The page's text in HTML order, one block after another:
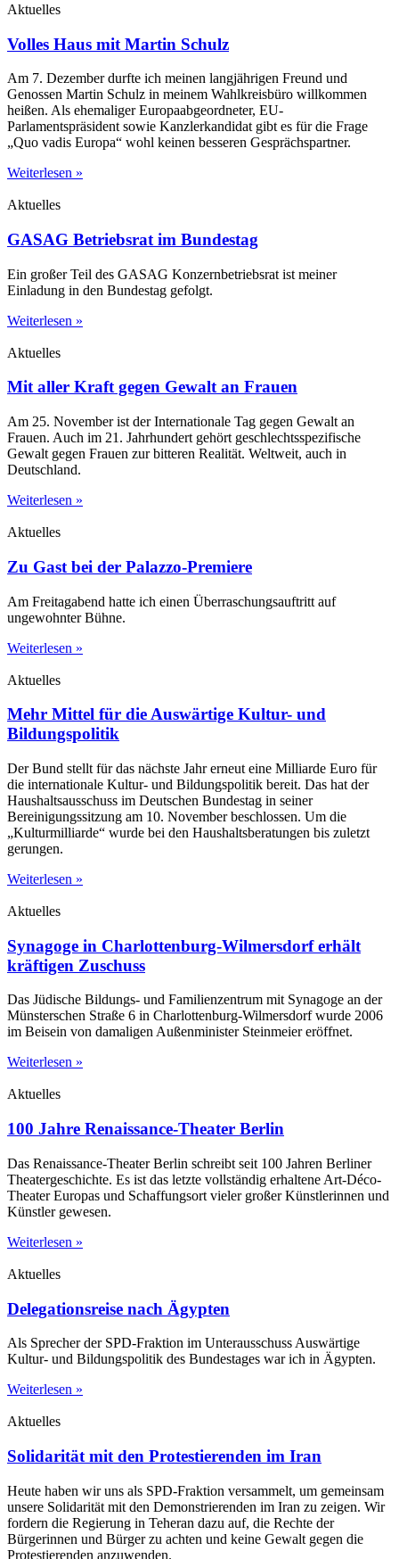
Aktuelles
Volles Haus mit Martin Schulz
Am 7. Dezember durfte ich meinen langjährigen Freund und
Genossen Martin Schulz in meinem Wahlkreisbüro willkommen
heißen. Als ehemaliger Europaabgeordneter, EU-
Parlamentspräsident sowie Kanzlerkandidat gibt es für die Frage
„Quo vadis Europa“ wohl keinen besseren Gesprächspartner.
Weiterlesen »
Aktuelles
GASAG Betriebsrat im Bundestag
Ein großer Teil des GASAG Konzernbetriebsrat ist meiner
Einladung in den Bundestag gefolgt.
Weiterlesen »
Aktuelles
Mit aller Kraft gegen Gewalt an Frauen
Am 25. November ist der Internationale Tag gegen Gewalt an
Frauen. Auch im 21. Jahrhundert gehört geschlechtsspezifische
Gewalt gegen Frauen zur bitteren Realität. Weltweit, auch in
Deutschland.
Weiterlesen »
Aktuelles
Zu Gast bei der Palazzo-Premiere
Am Freitagabend hatte ich einen Überraschungsauftritt auf
ungewohnter Bühne.
Weiterlesen »
Aktuelles
Mehr Mittel für die Auswärtige Kultur- und
Bildungspolitik
Der Bund stellt für das nächste Jahr erneut eine Milliarde Euro für
die internationale Kultur- und Bildungspolitik bereit. Das hat der
Haushaltsausschuss im Deutschen Bundestag in seiner
Bereinigungssitzung am 10. November beschlossen. Um die
„Kulturmilliarde“ wurde bei den Haushaltsberatungen bis zuletzt
gerungen.
Weiterlesen »
Aktuelles
Synagoge in Charlottenburg-Wilmersdorf erhält
kräftigen Zuschuss
Das Jüdische Bildungs- und Familienzentrum mit Synagoge an der
Münsterschen Straße 6 in Charlottenburg-Wilmersdorf wurde 2006
im Beisein von damaligen Außenminister Steinmeier eröffnet.
Weiterlesen »
Aktuelles
100 Jahre Renaissance-Theater Berlin
Das Renaissance-Theater Berlin schreibt seit 100 Jahren Berliner
Theatergeschichte. Es ist das letzte vollständig erhaltene Art-Déco-
Theater Europas und Schaffungsort vieler großer Künstlerinnen und
Künstler gewesen.
Weiterlesen »
Aktuelles
Delegationsreise nach Ägypten
Als Sprecher der SPD-Fraktion im Unterausschuss Auswärtige
Kultur- und Bildungspolitik des Bundestages war ich in Ägypten.
Weiterlesen »
Aktuelles
Solidarität mit den Protestierenden im Iran
Heute haben wir uns als SPD-Fraktion versammelt, um gemeinsam
unsere Solidarität mit den Demonstrierenden im Iran zu zeigen. Wir
fordern die Regierung in Teheran dazu auf, die Rechte der
Bürgerinnen und Bürger zu achten und keine Gewalt gegen die
Protestierenden anzuwenden.